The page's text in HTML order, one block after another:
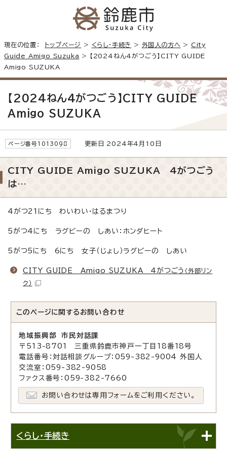
現在の位置： トップページ > くらし・手続き > 外国人の方へ > City
Guide Amigo Suzuka > 【2024ねん4がつごう】CITY GUIDE
Amigo SUZUKA
【2024ねん4がつごう】CITY GUIDE
Amigo SUZUKA
ページ番号1013098 更新日 2024年4月10日
CITY GUIDE Amigo SUZUKA 4がつごう
は…
4がつ21にち わいわい・はるまつり
5がつ4にち ラグビーの しあい：ホンダヒート
5がつ5にち 6にち 女子（じょし）ラグビーの しあい
CITY GUIDE Amigo SUZUKA 4がつごう （外部リン
ク）
このページに関する お問い合わせ
地域振興部 市民対話課
〒513-8701 三重県鈴鹿市神戸一丁目18番18号
電話番号：対話相談グループ：059-382-9004 外国人
交流室：059-382-9058
ファクス番号：059-382-7660
お問い合わせは専用フォームをご利用ください。
くらし・手続き